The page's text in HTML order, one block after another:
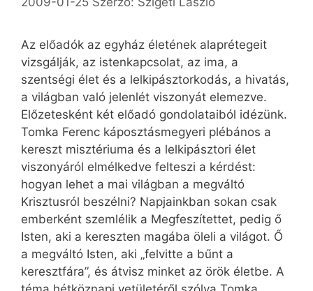
Az előadók az egyház életének alaprétegeit
vizsgálják, az istenkapcsolat, az ima, a
szentségi élet és a lelkipásztorkodás, a hivatás,
a világban való jelenlét viszonyát elemezve.
Előzetesként két előadó gondolataiból idézünk.
Tomka Ferenc káposztásmegyeri plébános a
kereszt misztériuma és a lelkipásztori élet
viszonyáról elmélkedve felteszi a kérdést:
hogyan lehet a mai világban a megváltó
Krisztusról beszélni? Napjainkban sokan csak
emberként szemlélik a Megfeszítettet, pedig ő
Isten, aki a kereszten magába öleli a világot. Ő
a megváltó Isten, aki „felvitte a bűnt a
keresztfára”, és átvisz minket az örök életbe. A